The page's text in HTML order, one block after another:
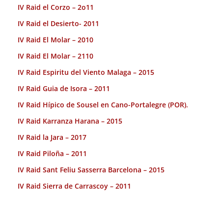
IV Raid el Corzo – 2o11
IV Raid el Desierto- 2011
IV Raid El Molar – 2010
IV Raid El Molar – 2110
IV Raid Espiritu del Viento Malaga – 2015
IV Raid Guia de Isora – 2011
IV Raid Hípico de Sousel en Cano-Portalegre (POR).
IV Raid Karranza Harana – 2015
IV Raid la Jara – 2017
IV Raid Piloña – 2011
IV Raid Sant Feliu Sasserra Barcelona – 2015
IV Raid Sierra de Carrascoy – 2011